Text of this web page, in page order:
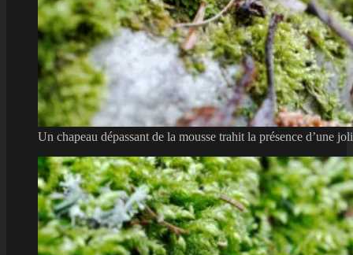
Un chapeau dépassant de la mousse trahit la présence d’une